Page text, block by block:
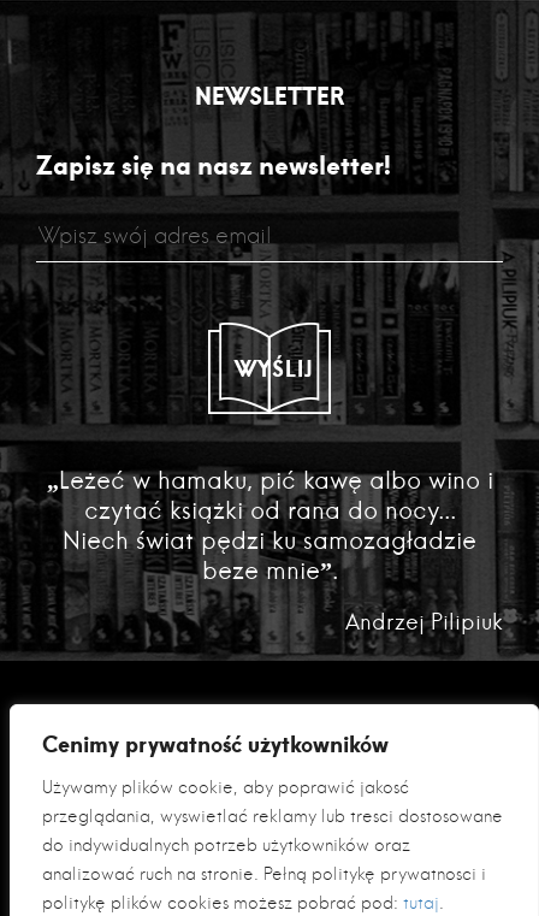
Cenimy prywatność użytkowników
Używamy plików cookie, aby poprawić jakość
przeglądania, wyświetlać reklamy lub treści dostosowane
do indywidualnych potrzeb użytkowników oraz
analizować ruch na stronie. Pełną politykę prywatności i
politykę plików cookies możesz pobrać pod: tutaj.
NEWSLETTER
Zapisz się na nasz newsletter!
WYŚLIJ
„Leżeć w hamaku, pić kawę albo wino i
czytać książki od rana do nocy...
Niech świat pędzi ku samozagładzie
beze mnie”.
Andrzej Pilipiuk
Polityka prywatności